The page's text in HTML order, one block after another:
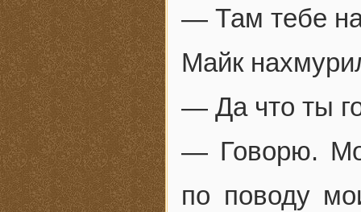
— Там тебе
Майк
— Да что ты
— Говорю.
по поводу